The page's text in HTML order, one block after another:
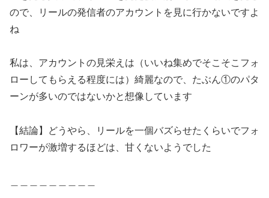
ので、リールの発信者のアカウントを見に行かないですよ
ね
私は、アカウントの見栄えは（いいね集めでそこそこフォ
ローしてもらえる程度には）綺麗なので、たぶん①のパタ
ーンが多いのではないかと想像しています
【結論】どうやら、リールを一個バズらせたくらいでフォ
ロワーが激増するほどは、甘くないようでした